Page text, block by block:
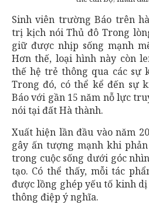
Sinh viên trường Báo trên
trị kịch nói Thủ đô Trong
giữ được nhịp sống mạnh
Hơn thế, loại hình này còn
thế hệ trẻ thông qua các sự
Trong đó, có thể kể đến sự
Báo với gần 15 năm nỗ lực
nói tại đất Hà thành.
Xuất hiện lần đầu vào năm
gây ấn tượng mạnh khi
trong cuộc sống dưới góc
tạo. Có thể thấy, mỗi tác
được lồng ghép yếu tố kinh
thông điệp ý nghĩa.